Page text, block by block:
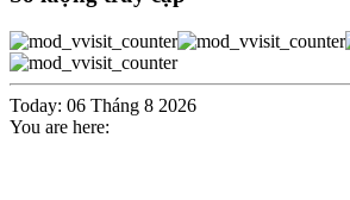
Today: 06 Tháng 8 2026
You are here: